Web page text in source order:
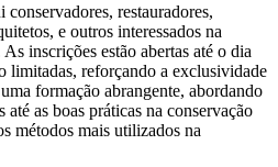
restauradores,
e outros interessados na
inscrições estão abertas até o dia
limitadas, reforçando a exclusividade
formação abrangente, abordando
as boas práticas na conservação
métodos mais utilizados na